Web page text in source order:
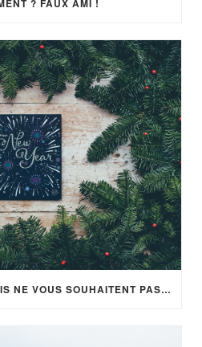
? FAUX AMI !
POURQUOI LES ANGLAIS NE VOUS SOUHAITENT PAS LA BONNE ANNÉE